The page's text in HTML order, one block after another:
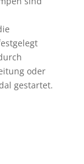
oder
gestartet.